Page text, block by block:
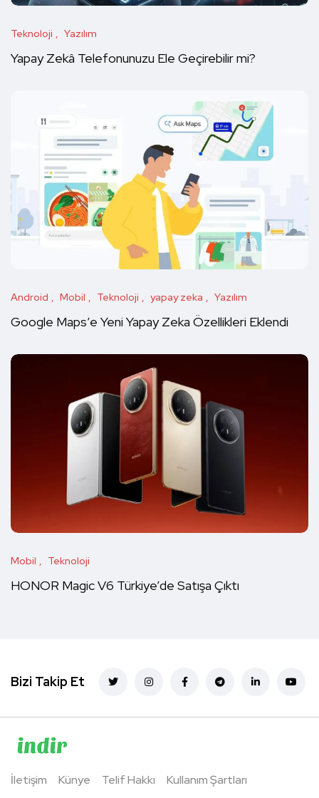
Teknoloji Yazılım
Yapay Zekâ Telefonunuzu Ele Geçirebilir mi?
Android Mobil Teknoloji yapay zeka Yazılım
Google Maps’e Yeni Yapay Zeka Özellikleri Eklendi
Mobil Teknoloji
HONOR Magic V6 Türkiye’de Satışa Çıktı
Bizi Takip Et
İletişim Künye Telif Hakkı Kullanım Şartları